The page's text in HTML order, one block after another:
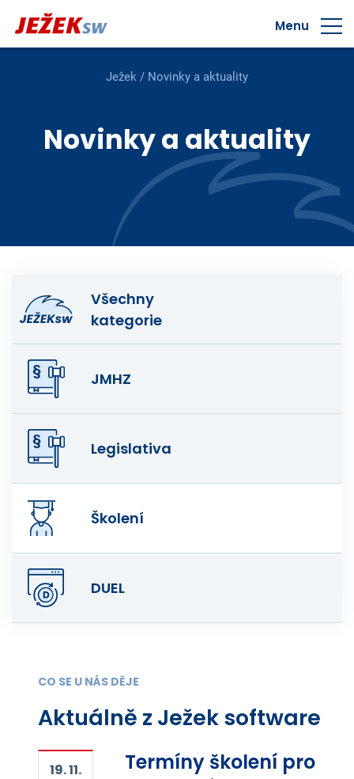
Menu
Ježek / Novinky a aktuality
Novinky a aktuality
Všechny
kategorie
JMHZ
Legislativa
Školení
DUEL
CO SE U NÁS DĚJE
Aktuálně z Ježek software
19. 11.
Termíny školení pro